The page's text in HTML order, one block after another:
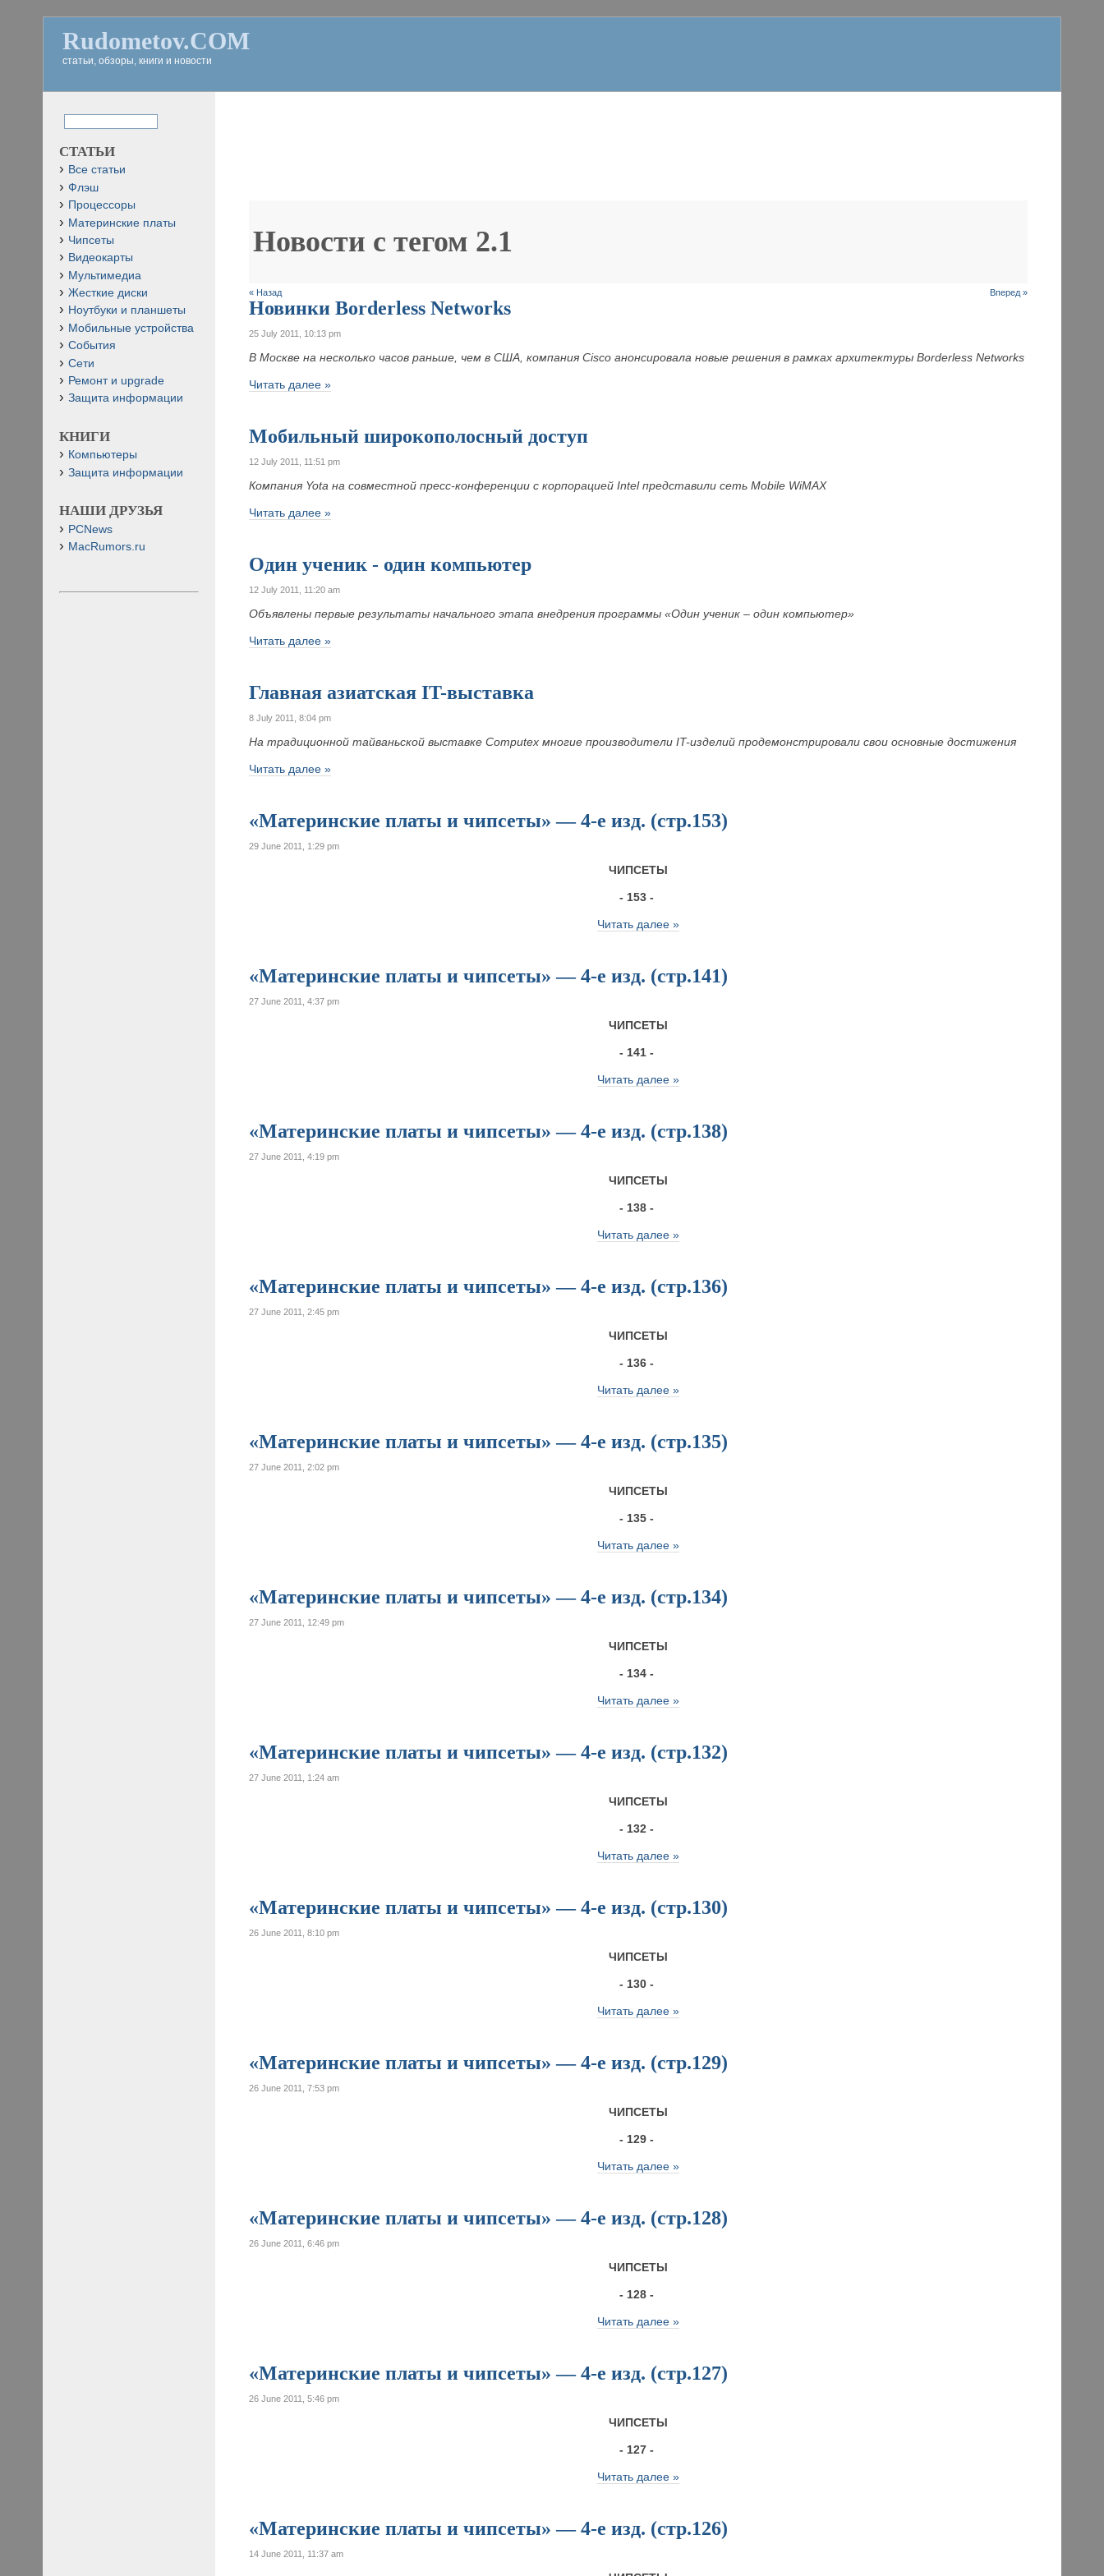
Rudometov.COM
статьи, обзоры, книги и новости
Новости с тегом 2.1
« Назад Вперед »
Новинки Borderless Networks
25 July 2011, 10:13 pm
В Москве на несколько часов раньше, чем в США, компания Cisco анонсировала новые решения в рамках архитектуры Borderless Networks
Читать далее »
Мобильный широкополосный доступ
12 July 2011, 11:51 pm
Компания Yota на совместной пресс-конференции с корпорацией Intel представили сеть Mobile WiMAX
Читать далее »
Один ученик - один компьютер
12 July 2011, 11:20 am
Объявлены первые результаты начального этапа внедрения программы «Один ученик – один компьютер»
Читать далее »
Главная азиатская IT-выставка
8 July 2011, 8:04 pm
На традиционной тайваньской выставке Computex многие производители IT-изделий продемонстрировали свои основные достижения
Читать далее »
«Материнские платы и чипсеты» — 4-е изд. (стр.153)
29 June 2011, 1:29 pm
ЧИПСЕТЫ
- 153 -
Читать далее »
«Материнские платы и чипсеты» — 4-е изд. (стр.141)
27 June 2011, 4:37 pm
ЧИПСЕТЫ
- 141 -
Читать далее »
«Материнские платы и чипсеты» — 4-е изд. (стр.138)
27 June 2011, 4:19 pm
ЧИПСЕТЫ
- 138 -
Читать далее »
«Материнские платы и чипсеты» — 4-е изд. (стр.136)
27 June 2011, 2:45 pm
ЧИПСЕТЫ
- 136 -
Читать далее »
«Материнские платы и чипсеты» — 4-е изд. (стр.135)
27 June 2011, 2:02 pm
ЧИПСЕТЫ
- 135 -
Читать далее »
«Материнские платы и чипсеты» — 4-е изд. (стр.134)
27 June 2011, 12:49 pm
ЧИПСЕТЫ
- 134 -
Читать далее »
«Материнские платы и чипсеты» — 4-е изд. (стр.132)
27 June 2011, 1:24 am
ЧИПСЕТЫ
- 132 -
Читать далее »
«Материнские платы и чипсеты» — 4-е изд. (стр.130)
26 June 2011, 8:10 pm
ЧИПСЕТЫ
- 130 -
Читать далее »
«Материнские платы и чипсеты» — 4-е изд. (стр.129)
26 June 2011, 7:53 pm
ЧИПСЕТЫ
- 129 -
Читать далее »
«Материнские платы и чипсеты» — 4-е изд. (стр.128)
26 June 2011, 6:46 pm
ЧИПСЕТЫ
- 128 -
Читать далее »
«Материнские платы и чипсеты» — 4-е изд. (стр.127)
26 June 2011, 5:46 pm
ЧИПСЕТЫ
- 127 -
Читать далее »
«Материнские платы и чипсеты» — 4-е изд. (стр.126)
14 June 2011, 11:37 am
СТАТЬИ
Все статьи
Флэш
Процессоры
Материнские платы
Чипсеты
Видеокарты
Мультимедиа
Жесткие диски
Ноутбуки и планшеты
Мобильные устройства
События
Сети
Ремонт и upgrade
Защита информации
КНИГИ
Компьютеры
Защита информации
НАШИ ДРУЗЬЯ
PCNews
MacRumors.ru